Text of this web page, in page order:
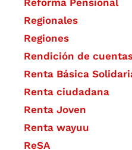
Regionales
Regiones
Rendición de
Renta Básica
Renta ciudadana
Renta Joven
Renta wayuu
ReSA